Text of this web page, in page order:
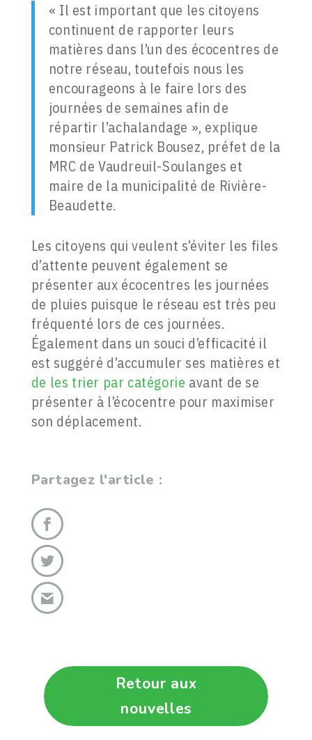
« Il est important que les citoyens
continuent de rapporter leurs
matières dans l’un des écocentres de
notre réseau, toutefois nous les
encourageons à le faire lors des
journées de semaines afin de
répartir l’achalandage », explique
monsieur Patrick Bousez, préfet de la
MRC de Vaudreuil-Soulanges et
maire de la municipalité de Rivière-
Beaudette.
Les citoyens qui veulent s’éviter les files
d’attente peuvent également se
présenter aux écocentres les journées
de pluies puisque le réseau est très peu
fréquenté lors de ces journées.
Également dans un souci d’efficacité il
est suggéré d’accumuler ses matières et
de les trier par catégorie avant de se
présenter à l’écocentre pour maximiser
son déplacement.
Partagez l'article :
Retour aux
nouvelles